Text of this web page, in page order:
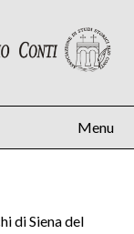
Menu
di Siena del